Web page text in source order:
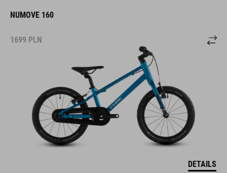
NUMOVE 160
1699 PLN
DETAILS